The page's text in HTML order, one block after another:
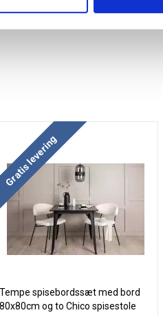
Gratis levering
Tempe spisebordssæt med bord
80x80cm og to Chico spisestole